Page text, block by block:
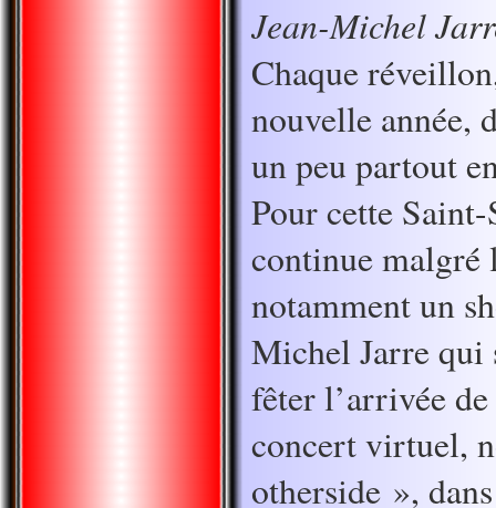
Jean-Michel
Chaque
nouvelle année,
un peu partout
Pour cette
continue malgré
notamment un
Michel Jarre qui
fêter l’arrivée
concert virtuel,
otherside »,